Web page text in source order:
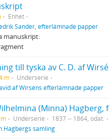
Enhet
Sander, efterlämnade papper
manuskript:
Underserie
af Wirséns efterlämnade papper
Underserie
1837 -- 1864, odat.
Hagbergs samling